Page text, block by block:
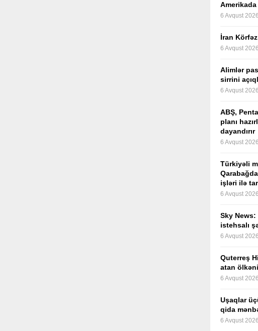
Amerikada
6 Avqust
İran
6 Avqust
Alimlər
sirrini
6 Avqust
ABŞ,
planı
dayandırır
6 Avqust
Türkiyəli
işləri ilə
6 Avqust
Sky News:
istehsalı
6 Avqust
Quterreş
atan
6 Avqust
Uşaqlar
qida
6 Avqust